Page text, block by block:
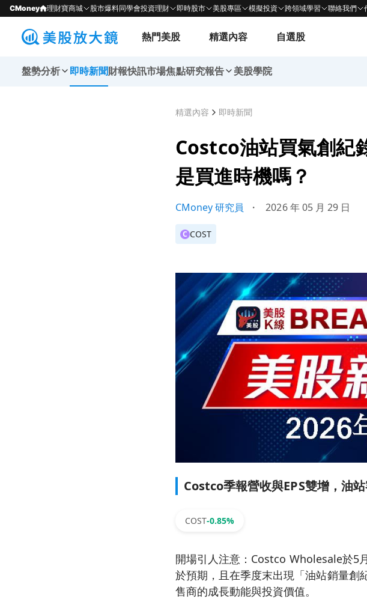
CMoney 理財寶商城 股市爆料同學會投資理財 即時股市 美股專區 模擬投資 跨領域學習 聯絡我們
熱門美股 精選內容 自選股
盤勢分析 即時新聞財報快訊市場焦點研究報告 美股學院
精選內容 即時新聞
Costco油站買氣創紀
是買進時機嗎？
CMoney 研究員 ・ 2026 年 05 月 29 日
C COST
Costco季報營收與EPS雙增，油
COST-0.85%
開場引人注意：Costco Wholesale於5
於預期，且在季度末出現「油站銷量創
售商的成長動能與投資價值。